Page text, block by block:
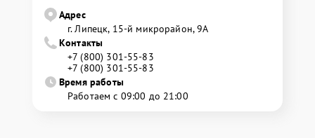
Адрес
г. Липецк, 15-й микрорайон, 9А
Контакты
+7 (800) 301-55-83
+7 (800) 301-55-83
Время работы
Работаем с 09:00 до 21:00